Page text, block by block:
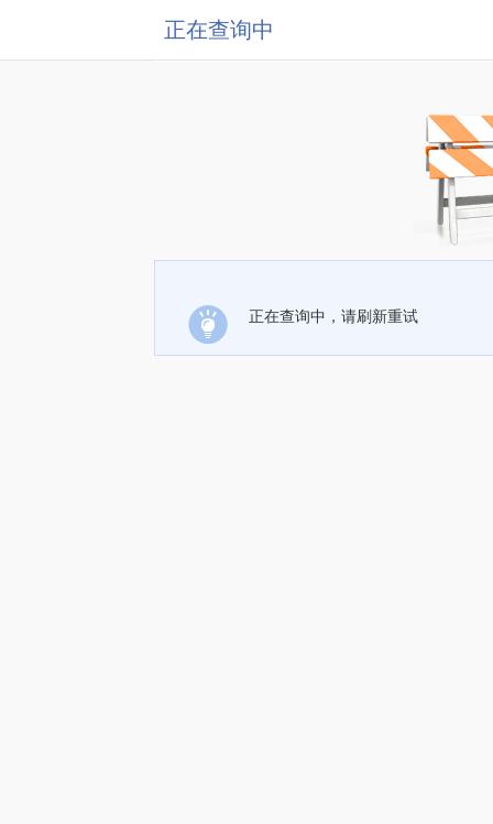
正在查询中
正在查询中，请刷新重试